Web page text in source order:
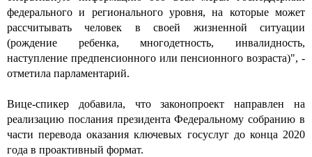
федерального и регионального уровня, на которые может
рассчитывать человек в своей жизненной ситуации
(рождение ребенка, многодетность, инвалидность,
наступление предпенсионного или пенсионного возраста)", -
отметила парламентарий.
Вице-спикер добавила, что законопроект направлен на
реализацию послания президента Федеральному собранию в
части перевода оказания ключевых госуслуг до конца 2020
года в проактивный формат.